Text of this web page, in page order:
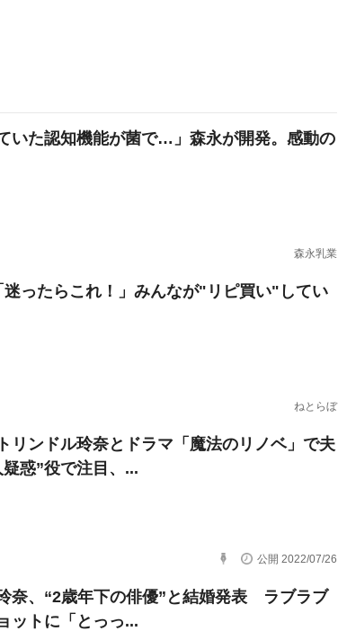
いた認知機能が菌で…」森永が開発。感動の
森永乳業
迷ったらこれ！」みんなが"リピ買い"してい
ねとらぼ
リンドル玲奈とドラマ「魔法のリノベ」で夫
惑”役で注目、...
公開 2022/07/26
奈、“2歳年下の俳優”と結婚発表 ラブラブ
ットに「とっっ...